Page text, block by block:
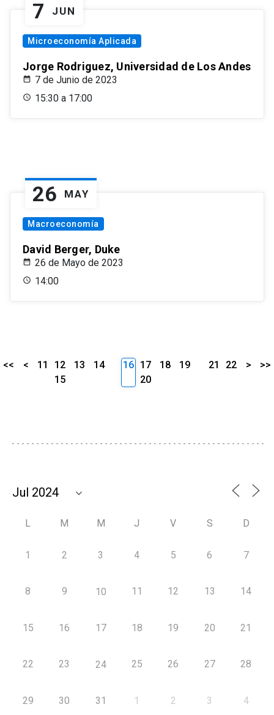
7 JUN
Microeconomía Aplicada
Jorge Rodriguez, Universidad de Los Andes
7 de Junio de 2023
15:30 a 17:00
26 MAY
Macroeconomía
David Berger, Duke
26 de Mayo de 2023
14:00
<< < 11 12 13
14
15
16 17 18
19
20
21 22 > >>
L M M J V S D
1 2 3 4 5 6 7
8 9 10 11 12 13 14
15 16 17 18 19 20 21
22 23 24 25 26 27 28
29 30 31 1 2 3 4